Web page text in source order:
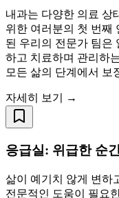
내과는 다양한 의료 상
위한 여러분의 첫 번째
된 우리의 전문가 팀은
하고 치료하며 관리하
모든 삶의 단계에서 보
자세히 보기 →
응급실: 위급한 순
삶이 예기치 않게 변하
전문적인 도움이 필요